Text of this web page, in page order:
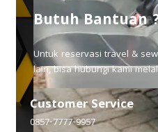
Butuh Bantuan
Untuk reservasi travel &
lain, bisa hubungi kami
Customer Service
0857-7777-9957